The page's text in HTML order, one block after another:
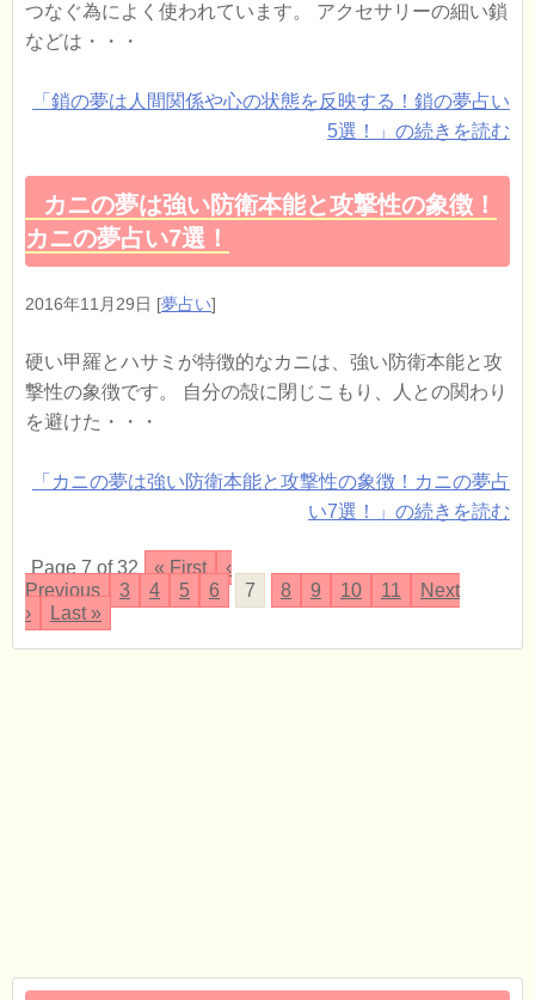
つなぐ為によく使われています。 アクセサリーの細い鎖
などは・・・
「鎖の夢は人間関係や心の状態を反映する！鎖の夢占い
5選！」の続きを読む
カニの夢は強い防衛本能と攻撃性の象徴！
カニの夢占い7選！
2016年11月29日 [夢占い]
硬い甲羅とハサミが特徴的なカニは、強い防衛本能と攻
撃性の象徴です。 自分の殻に閉じこもり、人との関わり
を避けた・・・
「カニの夢は強い防衛本能と攻撃性の象徴！カニの夢占
い7選！」の続きを読む
Page 7 of 32 « First
‹
Previous
3 4 5 6 7 8 9 10 11
Next
›
Last »